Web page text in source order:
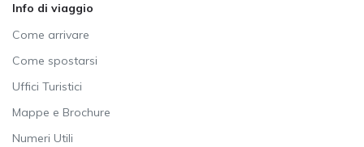
Info di viaggio
Come arrivare
Come spostarsi
Uffici Turistici
Mappe e Brochure
Numeri Utili